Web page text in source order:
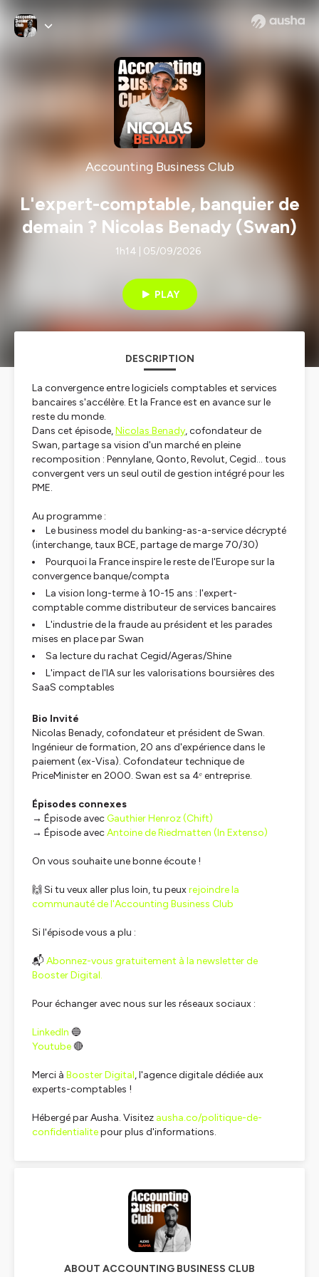
Accounting Business Club
L'expert-comptable, banquier de
demain ? Nicolas Benady (Swan)
1h14 | 05/09/2026
PLAY
DESCRIPTION
La convergence entre logiciels comptables et services
bancaires s'accélère. Et la France est en avance sur le
reste du monde.
Dans cet épisode,Nicolas Benady, cofondateur de
Swan, partage sa vision d'un marché en pleine
recomposition : Pennylane, Qonto, Revolut, Cegid… tous
convergent vers un seul outil de gestion intégré pour les
PME.
Au programme :
Le business model du banking-as-a-service décrypté
(interchange, taux BCE, partage de marge 70/30)
Pourquoi la France inspire le reste de l'Europe sur la
convergence banque/compta
La vision long-terme à 10-15 ans : l'expert-
comptable comme distributeur de services bancaires
L'industrie de la fraude au président et les parades
mises en place par Swan
Sa lecture du rachat Cegid/Ageras/Shine
L'impact de l'IA sur les valorisations boursières des
SaaS comptables
Bio Invité
Nicolas Benady, cofondateur et président de Swan.
Ingénieur de formation, 20 ans d'expérience dans le
paiement (ex-Visa). Cofondateur technique de
PriceMinister en 2000. Swan est sa 4ᵉ entreprise.
Épisodes connexes
→ Épisode avecGauthier Henroz (Chift)
→ Épisode avecAntoine de Riedmatten (In Extenso)
On vous souhaite une bonne écoute !
🙌 Si tu veux aller plus loin, tu peuxrejoindre la
communauté de l'Accounting Business Club
Si l'épisode vous a plu :
📬 Abonnez-vous gratuitement à la newsletter de
Booster Digital.
Pour échanger avec nous sur les réseaux sociaux :
LinkedIn 🔵
Youtube🔴
Merci à Booster Digital, l'agence digitale dédiée aux
experts-comptables !
Hébergé par Ausha. Visitez ausha.co/politique-de-
confidentialitepour plus d'informations.
ABOUT ACCOUNTING BUSINESS CLUB